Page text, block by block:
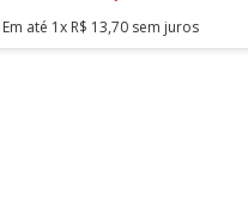
Em até 1x R$ 13,70 sem juros